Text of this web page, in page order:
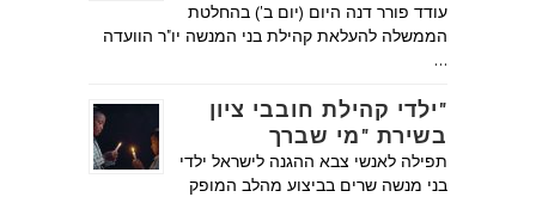
עודד פורר דנה היום (יום ב') בהחלטת
הממשלה להעלאת קהילת בני המנשה יו"ר הוועדה
…
"ילדי קהילת חובבי ציון
בשירת "מי שברך
תפילה לאנשי צבא ההגנה לישראל ילדי
בני מנשה שרים בביצוע מהלב המופק